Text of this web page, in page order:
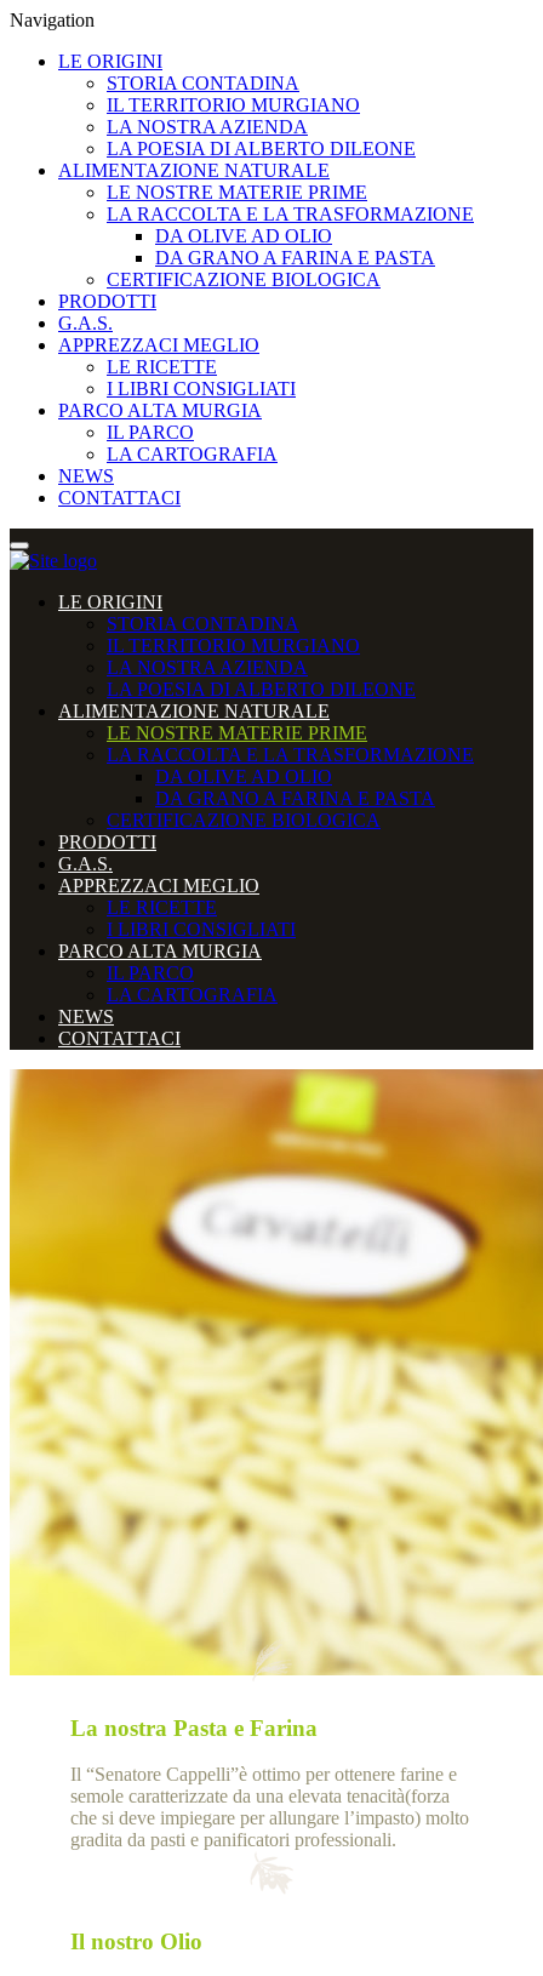
Navigation
LE ORIGINI
STORIA CONTADINA
IL TERRITORIO MURGIANO
LA NOSTRA AZIENDA
LA POESIA DI ALBERTO DILEONE
ALIMENTAZIONE NATURALE
LE NOSTRE MATERIE PRIME
LA RACCOLTA E LA TRASFORMAZIONE
DA OLIVE AD OLIO
DA GRANO A FARINA E PASTA
CERTIFICAZIONE BIOLOGICA
PRODOTTI
G.A.S.
APPREZZACI MEGLIO
LE RICETTE
I LIBRI CONSIGLIATI
PARCO ALTA MURGIA
IL PARCO
LA CARTOGRAFIA
NEWS
CONTATTACI
LE ORIGINI
STORIA CONTADINA
IL TERRITORIO MURGIANO
LA NOSTRA AZIENDA
LA POESIA DI ALBERTO DILEONE
ALIMENTAZIONE NATURALE
LE NOSTRE MATERIE PRIME
LA RACCOLTA E LA TRASFORMAZIONE
DA OLIVE AD OLIO
DA GRANO A FARINA E PASTA
CERTIFICAZIONE BIOLOGICA
PRODOTTI
G.A.S.
APPREZZACI MEGLIO
LE RICETTE
I LIBRI CONSIGLIATI
PARCO ALTA MURGIA
IL PARCO
LA CARTOGRAFIA
NEWS
CONTATTACI
La nostra Pasta e Farina
Il “Senatore Cappelli”è ottimo per ottenere farine e
semole caratterizzate da una elevata tenacità(forza
che si deve impiegare per allungare l’impasto) molto
gradita da pasti e panificatori professionali.
Il nostro Olio